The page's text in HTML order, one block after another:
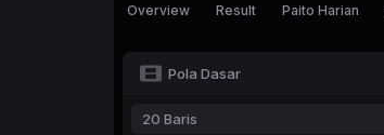
Overview Result Paito Harian
Pola Dasar
20 Baris